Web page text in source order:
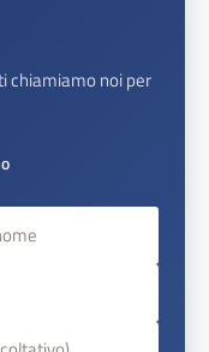
chiamiamo noi per